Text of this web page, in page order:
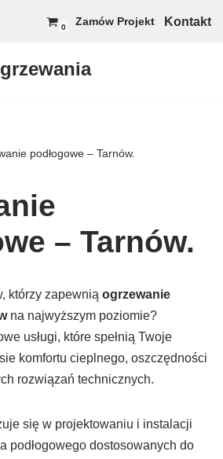
0 Zamów Projekt Kontakt
podłogowe – Tarnów.
– Tarnów.
którzy zapewnią ogrzewanie
na najwyższym poziomie?
usługi, które spełnią Twoje
komfortu cieplnego, oszczędności
rozwiązań technicznych.
się w projektowaniu i instalacji
podłogowego dostosowanych do